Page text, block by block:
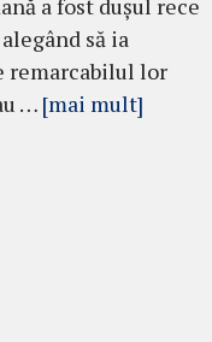
să ia
remarcabilul lor
… [mai mult]